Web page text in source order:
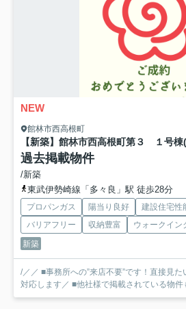
NEW
館林市西高根町
過去掲載物件
/新築
東武伊勢崎線「多々良」駅 徒歩28分
プロパンガス 陽当り良好
建設住宅性
バリアフリー
収納豊富
ウォークイン
新築
/／／ ■事務所への”来店不要”です！直接見
対応します／ ■他社様で掲載されている物件